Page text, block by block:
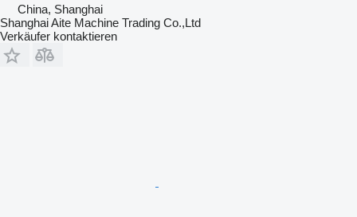
China, Shanghai
Shanghai Aite Machine Trading Co.,Ltd
Verkäufer kontaktieren